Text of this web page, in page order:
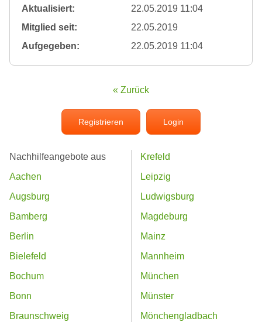
Aktualisiert:
22.05.2019 11:04
Mitglied seit:
22.05.2019
Aufgegeben:
22.05.2019 11:04
« Zurück
Registrieren Login
Nachhilfeangebote aus
Aachen
Augsburg
Bamberg
Berlin
Bielefeld
Bochum
Bonn
Braunschweig
Krefeld
Leipzig
Ludwigsburg
Magdeburg
Mainz
Mannheim
München
Münster
Mönchengladbach